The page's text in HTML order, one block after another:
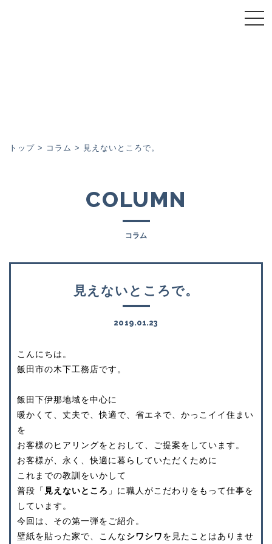
コラム
トップ > コラム > 見えないところで。
COLUMN
コラム
見えないところで。
2019.01.23
こんにちは。
飯田市の木下工務店です。
飯田下伊那地域を中心に
暖かくて、丈夫で、快適で、省エネで、かっこイイ住まい
を
お客様のヒアリングをとおして、ご提案をしています。
お客様が、永く、快適に暮らしていただくために
これまでの教訓をいかして
普段「 見えないところ 」に職人がこだわりをもって仕事を
しています。
今回は、その第一弾をご紹介。
壁紙を貼った家で、こんなシワシワを見たことはありませ